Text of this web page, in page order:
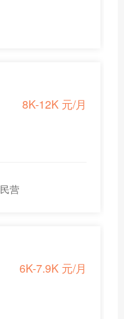
8K-12K 元/月
民营
6K-7.9K 元/月